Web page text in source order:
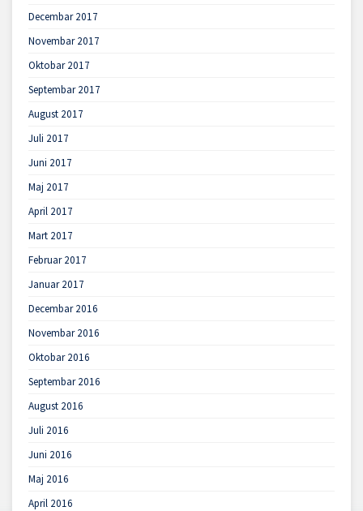
Decembar 2017
Novembar 2017
Oktobar 2017
Septembar 2017
August 2017
Juli 2017
Juni 2017
Maj 2017
April 2017
Mart 2017
Februar 2017
Januar 2017
Decembar 2016
Novembar 2016
Oktobar 2016
Septembar 2016
August 2016
Juli 2016
Juni 2016
Maj 2016
April 2016